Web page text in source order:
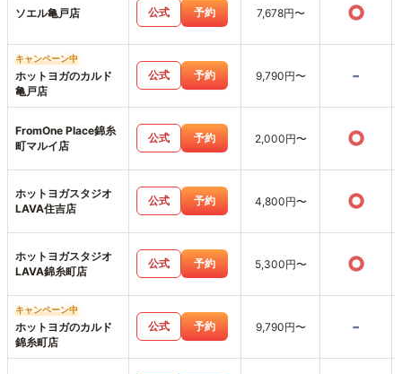
ソエル亀戸店 公式 予約 7,678円〜 ○
キャンペーン中
ホットヨガのカルド
亀戸店
公式 予約 9,790円〜 -
FromOne Place錦糸
町マルイ店
公式 予約 2,000円〜 ○
ホットヨガスタジオ
LAVA住吉店
公式 予約 4,800円〜 ○
ホットヨガスタジオ
LAVA錦糸町店
公式 予約 5,300円〜 ○
キャンペーン中
ホットヨガのカルド
錦糸町店
公式 予約 9,790円〜 -